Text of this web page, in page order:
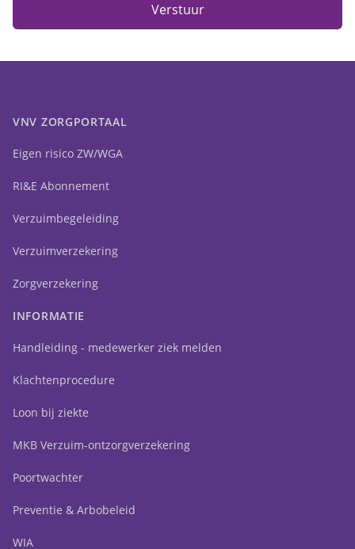
Verstuur
VNV ZORGPORTAAL
Eigen risico ZW/WGA
RI&E Abonnement
Verzuimbegeleiding
Verzuimverzekering
Zorgverzekering
INFORMATIE
Handleiding - medewerker ziek melden
Klachtenprocedure
Loon bij ziekte
MKB Verzuim-ontzorgverzekering
Poortwachter
Preventie & Arbobeleid
WIA